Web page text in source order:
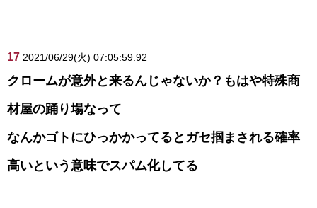
17 2021/06/29(火) 07:05:59.92
クロームが意外と来るんじゃないか？もはや特殊商
材屋の踊り場なって
なんかゴトにひっかかってるとガセ掴まされる確率
高いという意味でスパム化してる